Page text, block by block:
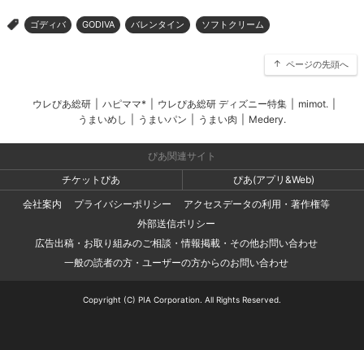
> ゴディバ GODIVA バレンタイン ソフトクリーム
ページの先頭へ
ウレぴあ総研 ハピママ* ウレぴあ総研 ディズニー特集 mimot.
うまいめし
うまいパン うまい肉 Medery.
ぴあ関連サイト
チケットぴあ
ぴあ(アプリ&Web)
会社案内
プライバシーポリシー
アクセスデータの利用・著作権等
外部送信ポリシー
広告出稿・お取り組みのご相談・情報掲載・その他お問い合わせ
一般の読者の方・ユーザーの方からのお問い合わせ
Copyright (C) PIA Corporation. All Rights Reserved.